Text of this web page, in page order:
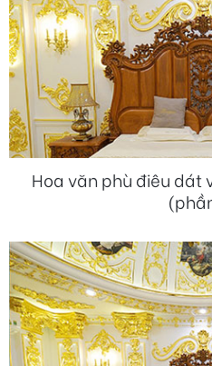
Hoa văn phù điêu dát